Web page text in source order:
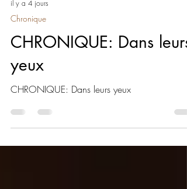
Chronique
CHRONIQUE: Dans leurs
yeux
CHRONIQUE: Dans leurs yeux